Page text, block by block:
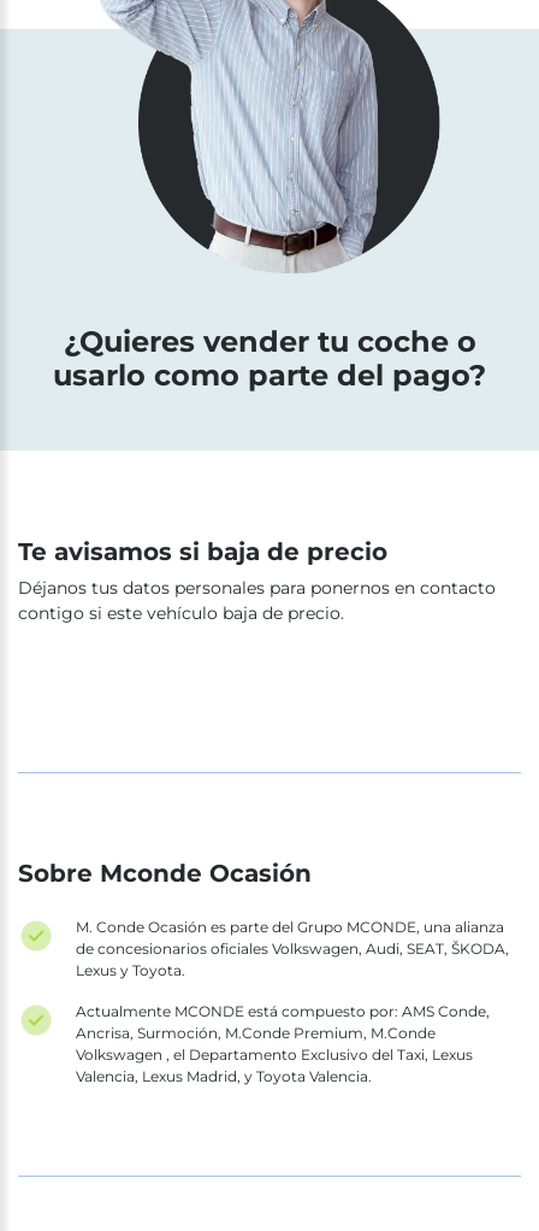
¿Quieres vender tu coche o
usarlo como parte del pago?
Te avisamos si baja de precio
Déjanos tus datos personales para ponernos en contacto
contigo si este vehículo baja de precio.
Sobre Mconde Ocasión
M. Conde Ocasión es parte del Grupo MCONDE, una alianza
de concesionarios oficiales Volkswagen, Audi, SEAT, ŠKODA,
Lexus y Toyota.
Actualmente MCONDE está compuesto por: AMS Conde,
Ancrisa, Surmoción, M.Conde Premium, M.Conde
Volkswagen , el Departamento Exclusivo del Taxi, Lexus
Valencia, Lexus Madrid, y Toyota Valencia.